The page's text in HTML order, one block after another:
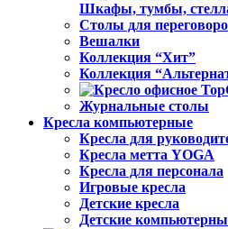
Шкафы, тумбы,
Столы для
Вешалки
Коллекция “Хит”
Коллекция
Журнальные столы
Кресла компьютерные
Кресла для
Кресла метта YOGA
Кресла для персонала
Игровые кресла
Детские кресла
Детские